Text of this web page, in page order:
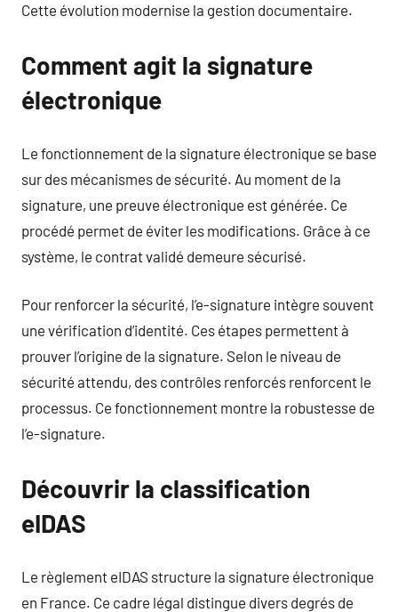
Cette évolution modernise la gestion documentaire.
Comment agit la signature
électronique
Le fonctionnement de la signature électronique se base
sur des mécanismes de sécurité. Au moment de la
signature, une preuve électronique est générée. Ce
procédé permet de éviter les modifications. Grâce à ce
système, le contrat validé demeure sécurisé.
Pour renforcer la sécurité, l’e-signature intègre souvent
une vérification d’identité. Ces étapes permettent à
prouver l’origine de la signature. Selon le niveau de
sécurité attendu, des contrôles renforcés renforcent le
processus. Ce fonctionnement montre la robustesse de
l’e-signature.
Découvrir la classification
eIDAS
Le règlement eIDAS structure la signature électronique
en France. Ce cadre légal distingue divers degrés de